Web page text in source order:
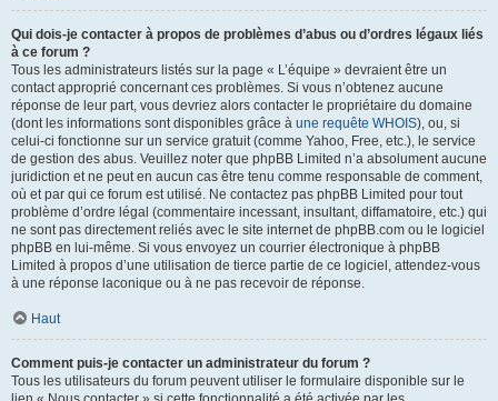
Qui dois-je contacter à propos de problèmes d’abus ou d’ordres légaux liés
à ce forum ?
Tous les administrateurs listés sur la page « L’équipe » devraient être un
contact approprié concernant ces problèmes. Si vous n’obtenez aucune
réponse de leur part, vous devriez alors contacter le propriétaire du domaine
(dont les informations sont disponibles grâce à une requête WHOIS), ou, si
celui-ci fonctionne sur un service gratuit (comme Yahoo, Free, etc.), le service
de gestion des abus. Veuillez noter que phpBB Limited n’a absolument aucune
juridiction et ne peut en aucun cas être tenu comme responsable de comment,
où et par qui ce forum est utilisé. Ne contactez pas phpBB Limited pour tout
problème d’ordre légal (commentaire incessant, insultant, diffamatoire, etc.) qui
ne sont pas directement reliés avec le site internet de phpBB.com ou le logiciel
phpBB en lui-même. Si vous envoyez un courrier électronique à phpBB
Limited à propos d’une utilisation de tierce partie de ce logiciel, attendez-vous
à une réponse laconique ou à ne pas recevoir de réponse.
Haut
Comment puis-je contacter un administrateur du forum ?
Tous les utilisateurs du forum peuvent utiliser le formulaire disponible sur le